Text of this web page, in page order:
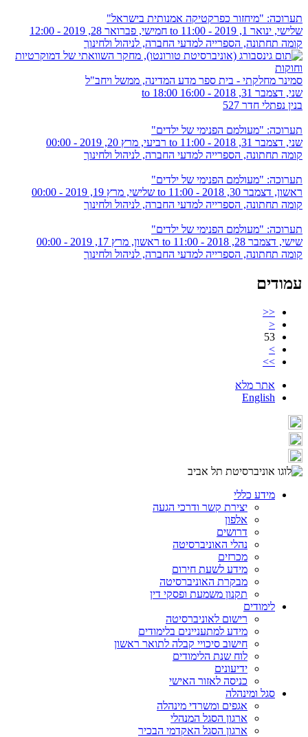
תערוכה: "מיחזור כפרקטיקה אמנותית בישראל"
שלישי, ינואר 1, 2019 - 11:00
חמישי, פברואר 28, 2019 - 12:00
קומה תחתונה, הספרייה למדעי החברה, לניהול ולחינוך
סמינר מחלקתי - בית ספר מדע המדינה, ממשל ויחב"ל
שני, דצמבר 31, 2018 -
16:00
18:00
בנין נפתלי חדר 527
תערוכה: "מעולמם הפנימי של ילדים"
שני, דצמבר 31, 2018 - 11:00
רביעי, מרץ 20, 2019 - 00:00
קומה תחתונה, הספרייה למדעי החברה, לניהול ולחינוך
תערוכה: "מעולמם הפנימי של ילדים"
ראשון, דצמבר 30, 2018 - 11:00
שלישי, מרץ 19, 2019 - 00:00
קומה תחתונה, הספרייה למדעי החברה, לניהול ולחינוך
תערוכה: "מעולמם הפנימי של ילדים"
שישי, דצמבר 28, 2018 - 11:00
ראשון, מרץ 17, 2019 - 00:00
קומה תחתונה, הספרייה למדעי החברה, לניהול ולחינוך
עמודים
<<
<
53
>
>>
אתר מלא
English
מידע כללי
יצירת קשר ודרכי הגעה
אלפון
דרושים
נהלי האוניברסיטה
מכרזים
מידע לשעת חירום
מבקרת האוניברסיטה
תקנון משמעת ופסקי דין
לימודים
רישום לאוניברסיטה
מידע למתעניינים בלימודים
חישוב סיכויי קבלה לתואר ראשון
לוח שנת הלימודים
ידיעונים
כניסה לאזור האישי
סגל ומינהלה
אגפים ומשרדי מינהלה
ארגון הסגל המנהלי
ארגון הסגל האקדמי הבכיר